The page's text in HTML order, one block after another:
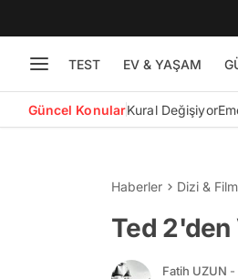
TEST EV & YAŞAM
Güncel KonularKural Değişiyor
Haberler Dizi & Film
Ted 2'den
Fatih UZUN -